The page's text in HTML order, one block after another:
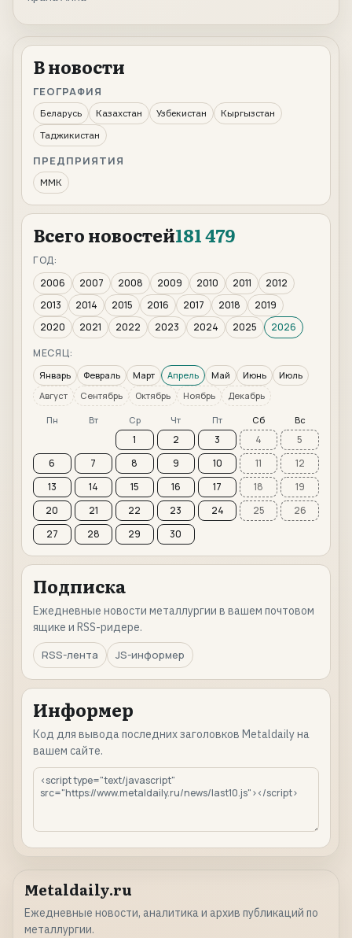
В новости
ГЕОГРАФИЯ
Беларусь Казахстан Узбекистан
Кыргызстан
Таджикистан
ПРЕДПРИЯТИЯ
ММК
Всего новостей181 479
ГОД:
2006
2007 2008 2009 2010 2011
2012
2013
2014 2015 2016 2017 2018
2019
2020
2021 2022 2023 2024 2025
2026
МЕСЯЦ:
Январь Февраль Март Апрель Май Июнь
Июль
Август
Сентябрь Октябрь Ноябрь Декабрь
Пн Вт Ср Чт Пт Сб Вс
1 2 3 4
5
6
7 8 9 10 11
12
13
14 15 16 17 18
19
20
21 22 23 24 25
26
27
28 29 30
Подписка
Ежедневные новости металлургии в вашем почтовом
ящике и RSS-ридере.
RSS-лента
JS-информер
Информер
Код для вывода последних заголовков Metaldaily на
вашем сайте.
Metaldaily.ru
Ежедневные новости, аналитика и архив публикаций по
металлургии.